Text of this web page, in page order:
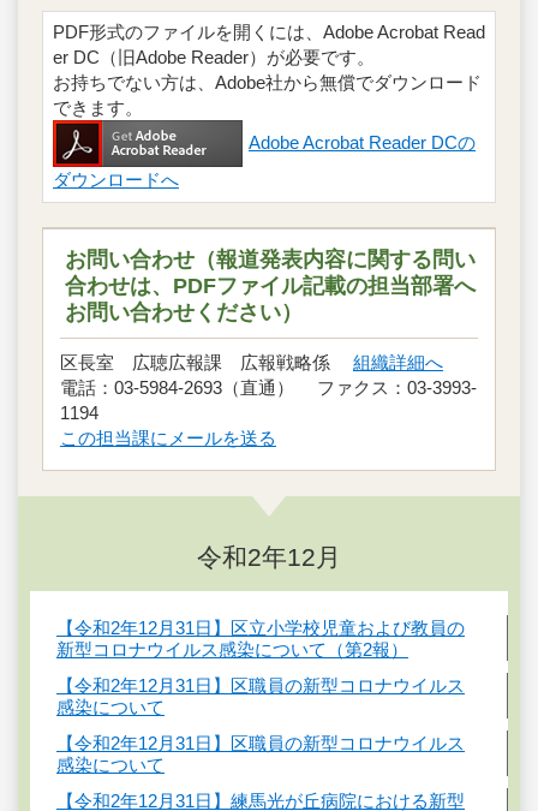
PDF形式のファイルを開くには、Adobe Acrobat Read
er DC（旧Adobe Reader）が必要です。
お持ちでない方は、Adobe社から無償でダウンロード
できます。
Adobe Acrobat Reader DCの
ダウンロードへ
お問い合わせ（報道発表内容に関する問い
合わせは、PDFファイル記載の担当部署へ
お問い合わせください）
区長室 広聴広報課 広報戦略係 組織詳細へ
電話：03-5984-2693（直通） ファクス：03-3993-
1194
この担当課にメールを送る
令和2年12月
【令和2年12月31日】区立小学校児童および教員の
新型コロナウイルス感染について（第2報）
【令和2年12月31日】区職員の新型コロナウイルス
感染について
【令和2年12月31日】区職員の新型コロナウイルス
感染について
【令和2年12月31日】練馬光が丘病院における新型